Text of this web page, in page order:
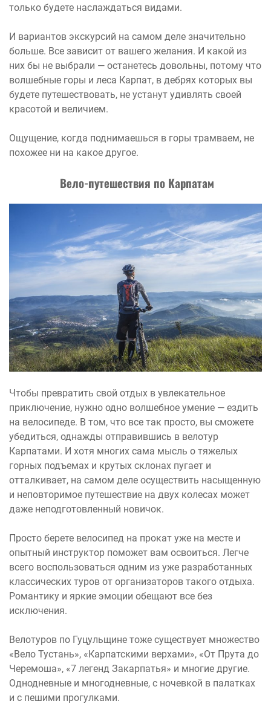
только будете наслаждаться видами.
И вариантов экскурсий на самом деле значительно
больше. Все зависит от вашего желания. И какой из
них бы не выбрали — останетесь довольны, потому что
волшебные горы и леса Карпат, в дебрях которых вы
будете путешествовать, не устанут удивлять своей
красотой и величием.
Ощущение, когда поднимаешься в горы трамваем, не
похожее ни на какое другое.
Вело-путешествия по Карпатам
Чтобы превратить свой отдых в увлекательное
приключение, нужно одно волшебное умение — ездить
на велосипеде. В том, что все так просто, вы сможете
убедиться, однажды отправившись в велотур
Карпатами. И хотя многих сама мысль о тяжелых
горных подъемах и крутых склонах пугает и
отталкивает, на самом деле осуществить насыщенную
и неповторимое путешествие на двух колесах может
даже неподготовленный новичок.
Просто берете велосипед на прокат уже на месте и
опытный инструктор поможет вам освоиться. Легче
всего воспользоваться одним из уже разработанных
классических туров от организаторов такого отдыха.
Романтику и яркие эмоции обещают все без
исключения.
Велотуров по Гуцульщине тоже существует множество
«Вело Тустань», «Карпатскими верхами», «От Прута до
Черемоша», «7 легенд Закарпатья» и многие другие.
Однодневные и многодневные, с ночевкой в палатках
и с пешими прогулками.